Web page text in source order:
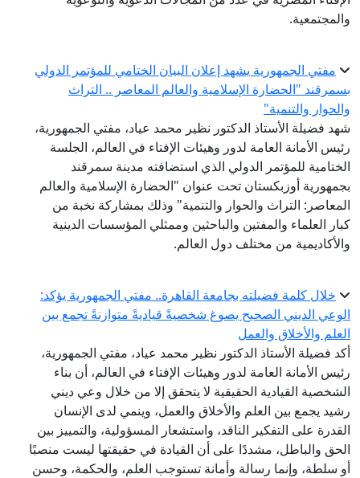
والمجتمعية.
مفتي الجمهورية يشهد إعلان البيان الختامي للمؤتمر الدولي
بسمرقند "الحضارة الإسلامية والعالم المعاصر .. التراث
والحوار والتنمية"
شهد فضيلة الأستاذ الدكتور نظير محمد عياد، مفتي الجمهورية،
رئيس الأمانة العامة لدور وهيئات الإفتاء في العالم، الجلسة
الختامية للمؤتمر الدولي الذي استضافته مدينة سمرقند
بجمهورية أوزبكستان تحت عنوان "الحضارة الإسلامية والعالم
المعاصر: التراث والحوار والتنمية" وذلك بمشاركة نخبة من
كبار العلماء والمفتين والباحثين وممثلي المؤسسات الدينية
والأكاديمية من مختلف دول العالم.
خلال كلمة فضيلته بجامعة القاهرة.. مفتي الجمهورية يؤكد:
الوعي الديني الصحيح يصوغ شخصيةً قياديةً متوازنةً تجمع بين
العلم والأخلاق والعمل
أكد فضيلة الأستاذ الدكتور نظير محمد عياد، مفتي الجمهورية،
رئيس الأمانة العامة لدور وهيئات الإفتاء في العالم، أن بناء
الشخصية القيادية الحقيقية لا يتحقق إلا من خلال وعي ديني
رشيد يجمع بين العلم والأخلاق والعمل، وينمي لدى الإنسان
القدرة على التفكير الناقد، واستشعار المسؤولية، والتمييز بين
الحق والباطل، مشددًا على أن القيادة في حقيقتها ليست منصبًا
أو سلطة، وإنما رسالة وأمانة تستوجب العلم، والحكمة، وحسن